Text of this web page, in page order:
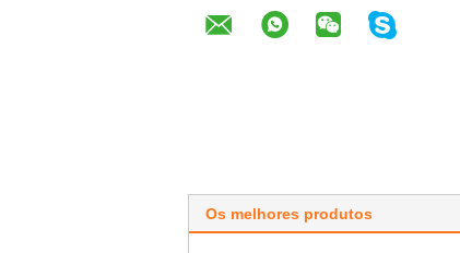
Os melhores produtos